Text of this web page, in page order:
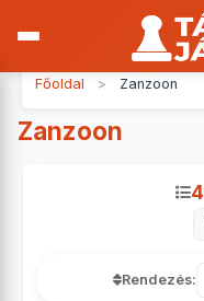
Főoldal > Zanzoon
Zanzoon
4
Rendezés: